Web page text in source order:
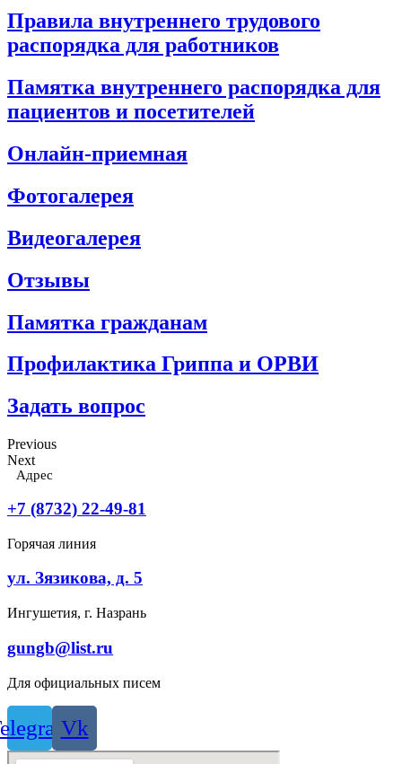
Правила внутреннего трудового
распорядка для работников
Памятка внутреннего распорядка для
пациентов и посетителей
Онлайн-приемная
Фотогалерея
Видеогалерея
Отзывы
Памятка гражданам
Профилактика Гриппа и ОРВИ
Задать вопрос
Previous
Next
Адрес
+7 (8732) 22-49-81
Горячая линия
ул. Зязикова, д. 5
Ингушетия, г. Назрань
gungb@list.ru
Для официальных писем
Vk